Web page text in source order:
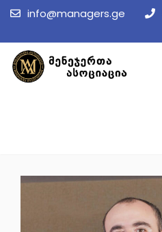
info@managers.ge